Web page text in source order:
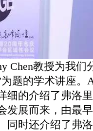
Chen教授为我们
题的学术讲座。
细的介绍了弗洛
发展而来，由最
同时还介绍了弗